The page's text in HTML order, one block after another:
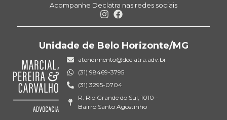
Acompanhe Declatra nas redes sociais
Unidade de Belo Horizonte/MG
atendimento@declatra.adv.br
(31) 98469-3795
(31) 3295-0704
R. Rio Grande do Sul, 1010 -
Bairro Santo Agostinho